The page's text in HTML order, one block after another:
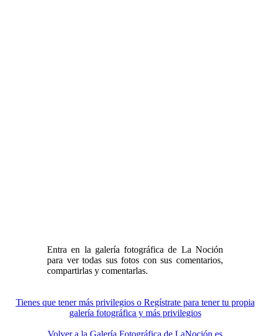
Entra en la galería fotográfica de La Noción
para ver todas sus fotos con sus comentarios,
compartirlas y comentarlas.
Tienes que tener más privilegios o Regístrate para tener tu propia
galería fotográfica y más privilegios